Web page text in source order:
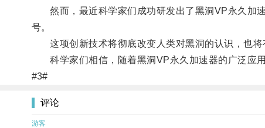
然而，最近科学家们成功研发出了黑洞VP永久加速
号。
这项创新技术将彻底改变人类对黑洞的认识，也将
科学家们相信，随着黑洞VP永久加速器的广泛应用
#3#
评论
游客